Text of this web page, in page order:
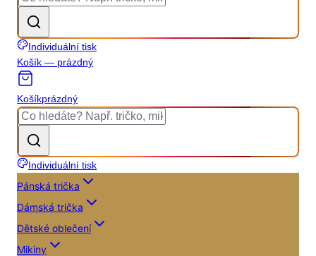
Individuální tisk
Košík — prázdný
Košíkprázdný
Individuální tisk
Pánská trička
Dámská trička
Dětské oblečení
Mikiny